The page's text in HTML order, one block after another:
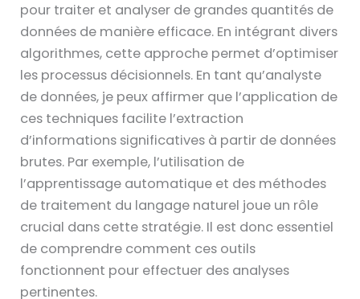
pour traiter et analyser de grandes quantités de
données de manière efficace. En intégrant divers
algorithmes, cette approche permet d’optimiser
les processus décisionnels. En tant qu’analyste
de données, je peux affirmer que l’application de
ces techniques facilite l’extraction
d’informations significatives à partir de données
brutes. Par exemple, l’utilisation de
l’apprentissage automatique et des méthodes
de traitement du langage naturel joue un rôle
crucial dans cette stratégie. Il est donc essentiel
de comprendre comment ces outils
fonctionnent pour effectuer des analyses
pertinentes.